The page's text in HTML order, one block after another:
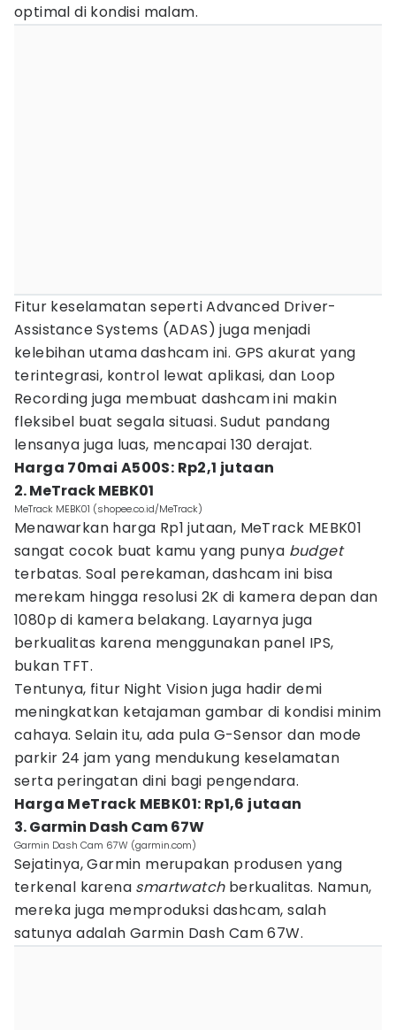
optimal di kondisi malam.
Fitur keselamatan seperti Advanced Driver-
Assistance Systems (ADAS) juga menjadi
kelebihan utama dashcam ini. GPS akurat yang
terintegrasi, kontrol lewat aplikasi, dan Loop
Recording juga membuat dashcam ini makin
fleksibel buat segala situasi. Sudut pandang
lensanya juga luas, mencapai 130 derajat.
Harga 70mai A500S: Rp2,1 jutaan
2. MeTrack MEBK01
MeTrack MEBK01 (shopee.co.id/MeTrack)
Menawarkan harga Rp1 jutaan, MeTrack MEBK01
sangat cocok buat kamu yang punya budget
terbatas. Soal perekaman, dashcam ini bisa
merekam hingga resolusi 2K di kamera depan dan
1080p di kamera belakang. Layarnya juga
berkualitas karena menggunakan panel IPS,
bukan TFT.
Tentunya, fitur Night Vision juga hadir demi
meningkatkan ketajaman gambar di kondisi minim
cahaya. Selain itu, ada pula G-Sensor dan mode
parkir 24 jam yang mendukung keselamatan
serta peringatan dini bagi pengendara.
Harga MeTrack MEBK01: Rp1,6 jutaan
3. Garmin Dash Cam 67W
Garmin Dash Cam 67W (garmin.com)
Sejatinya, Garmin merupakan produsen yang
terkenal karena smartwatch berkualitas. Namun,
mereka juga memproduksi dashcam, salah
satunya adalah Garmin Dash Cam 67W.